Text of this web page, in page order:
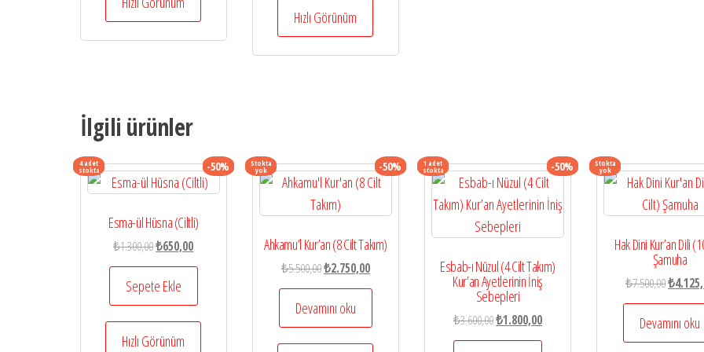
Hızlı Görünüm
İlgili ürünler
4 adet
stokta -50%
Esma-ül Hüsna (Ciltli)
₺1.300,00Orijinal
fiyat:
₺1.300,00.
₺650,00Şu
andaki
₺650,00.
Sepete Ekle
Hızlı Görünüm
Stokta
yok -50%
Ahkamu’l Kur’an (8 Cilt Takım)
₺5.500,00Orijinal
fiyat:
₺5.500,00.
₺2.750,00Şu
andaki
₺2.750,00.
Devamını oku
1 adet
stokta -50%
Esbab-ı Nüzul (4 Cilt Takım)
Kur’an Ayetlerinin İniş
Sebepleri
₺3.600,00Orijinal
fiyat:
₺1.800,00Şu
andaki
Stokta
yok
Hak Dini Kur’an Dili
Şamuha
₺7.500,00Orijinal
fiyat:
₺7.500,00.
₺
Devamını oku